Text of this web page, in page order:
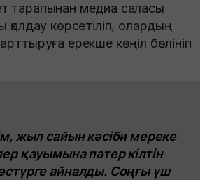
тарапынан медиа саласы
қолдау көрсетіліп, олардың
ерекше көңіл бөлініп
жыл сайын кәсіби мереке
қауымына пәтер кілтін
айналды. Соңғы үш